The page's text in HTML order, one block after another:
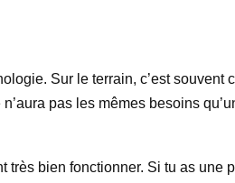
Sur le terrain, c’est souvent
pas les mêmes besoins
bien fonctionner. Si tu as une